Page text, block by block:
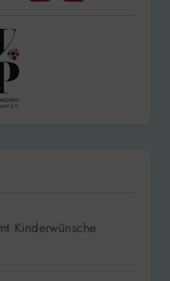
Kinderwünsche